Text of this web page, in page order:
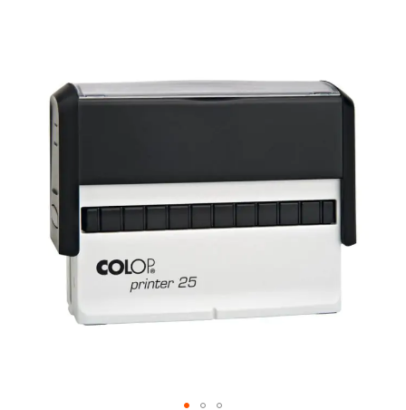
obrázky